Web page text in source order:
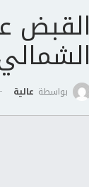
القبض
بواسطة عالية